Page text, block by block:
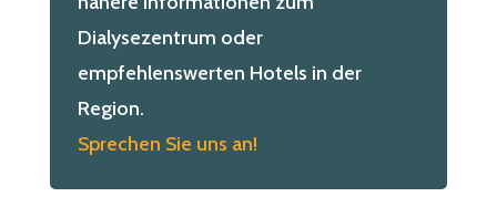
Dialysezentrum oder
empfehlenswerten Hotels in der
Region.
Sprechen Sie uns an!